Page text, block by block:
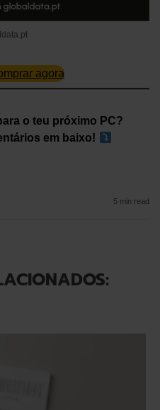
agora
o teu próximo PC?
em baixo!
5 min read